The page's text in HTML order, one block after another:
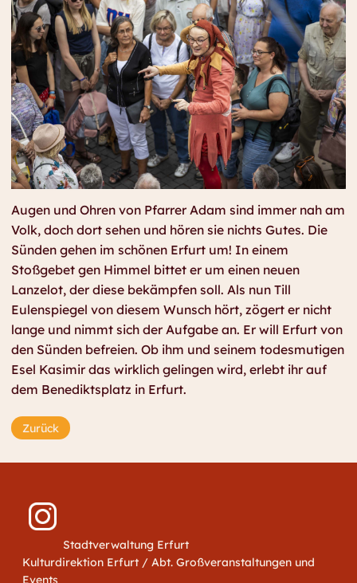
Augen und Ohren von Pfarrer Adam sind immer nah am
Volk, doch dort sehen und hören sie nichts Gutes. Die
Sünden gehen im schönen Erfurt um! In einem
Stoßgebet gen Himmel bittet er um einen neuen
Lanzelot, der diese bekämpfen soll. Als nun Till
Eulenspiegel von diesem Wunsch hört, zögert er nicht
lange und nimmt sich der Aufgabe an. Er will Erfurt von
den Sünden befreien. Ob ihm und seinem todesmutigen
Esel Kasimir das wirklich gelingen wird, erlebt ihr auf
dem Benediktsplatz in Erfurt.
Zurück
Stadtverwaltung Erfurt
Kulturdirektion Erfurt / Abt. Großveranstaltungen und
Events